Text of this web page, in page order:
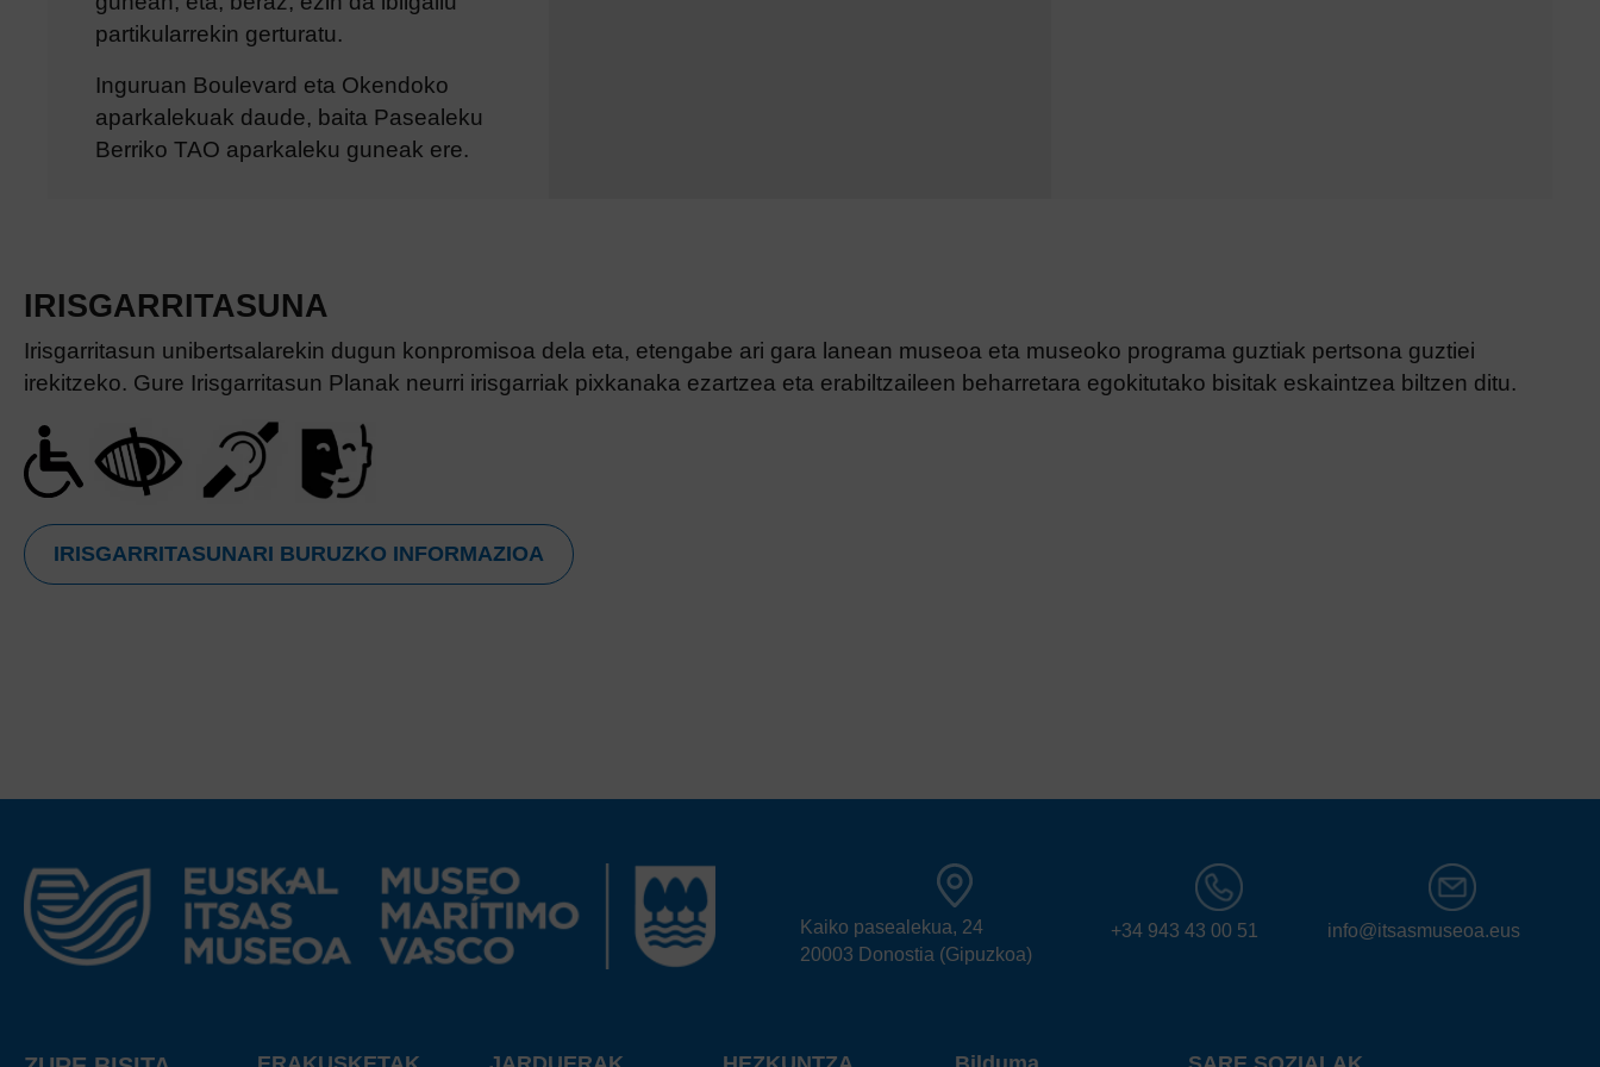
partikularrekin gerturatu.
Inguruan Boulevard eta Okendoko
aparkalekuak daude, baita Pasealeku
Berriko TAO aparkaleku guneak ere.
IRISGARRITASUNA
Irisgarritasun unibertsalarekin dugun konpromisoa dela eta, etengabe ari gara lanean museoa eta museoko programa guztiak pertsona guztiei
irekitzeko. Gure Irisgarritasun Planak neurri irisgarriak pixkanaka ezartzea eta erabiltzaileen beharretara egokitutako bisitak eskaintzea biltzen ditu.
IRISGARRITASUNARI BURUZKO INFORMAZIOA
Kaiko pasealekua, 24
20003 Donostia (Gipuzkoa)
+34 943 43 00 51 info@itsasmuseoa.eus